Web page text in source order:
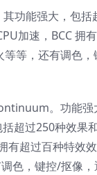
功能强大，包括
加速，BCC 拥
等，还有调色
。功能
超过250种效果
有超过百种特效
色，键控/抠像